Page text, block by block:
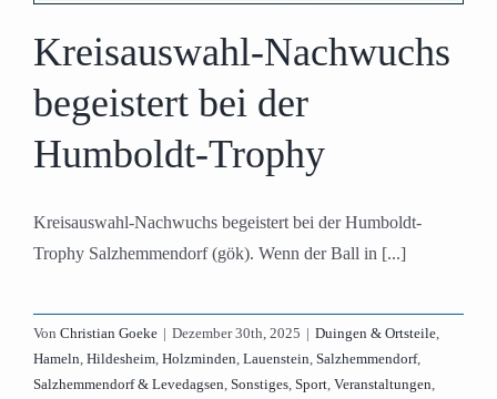
Kreisauswahl-Nachwuchs
begeistert bei der
Humboldt-Trophy
Kreisauswahl-Nachwuchs begeistert bei der Humboldt-
Trophy Salzhemmendorf (gök). Wenn der Ball in [...]
Von Christian Goeke | Dezember 30th, 2025 | Duingen & Ortsteile
Hameln Hildesheim Holzminden Lauenstein Salzhemmendorf,
Salzhemmendorf & Levedagsen Sonstiges Sport Veranstaltungen